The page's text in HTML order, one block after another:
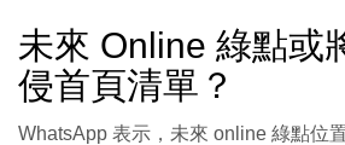
未來 Online 綠點或
侵首頁清單？
WhatsApp 表示，未來 online 綠點位